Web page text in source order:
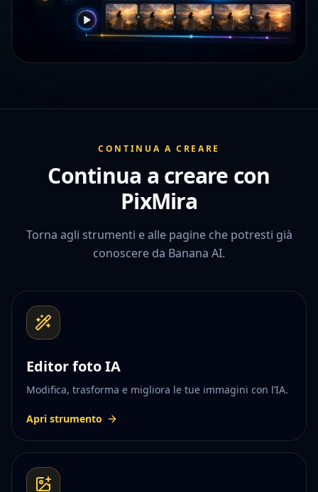
CONTINUA A CREARE
Continua a creare con
PixMira
Torna agli strumenti e alle pagine che potresti già
conoscere da Banana AI.
Editor foto IA
Modifica, trasforma e migliora le tue immagini con l’IA.
Apri strumento